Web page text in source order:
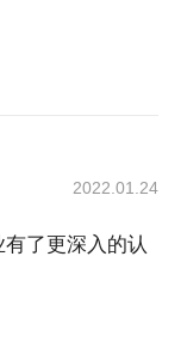
2022.01.24
了更深入的认